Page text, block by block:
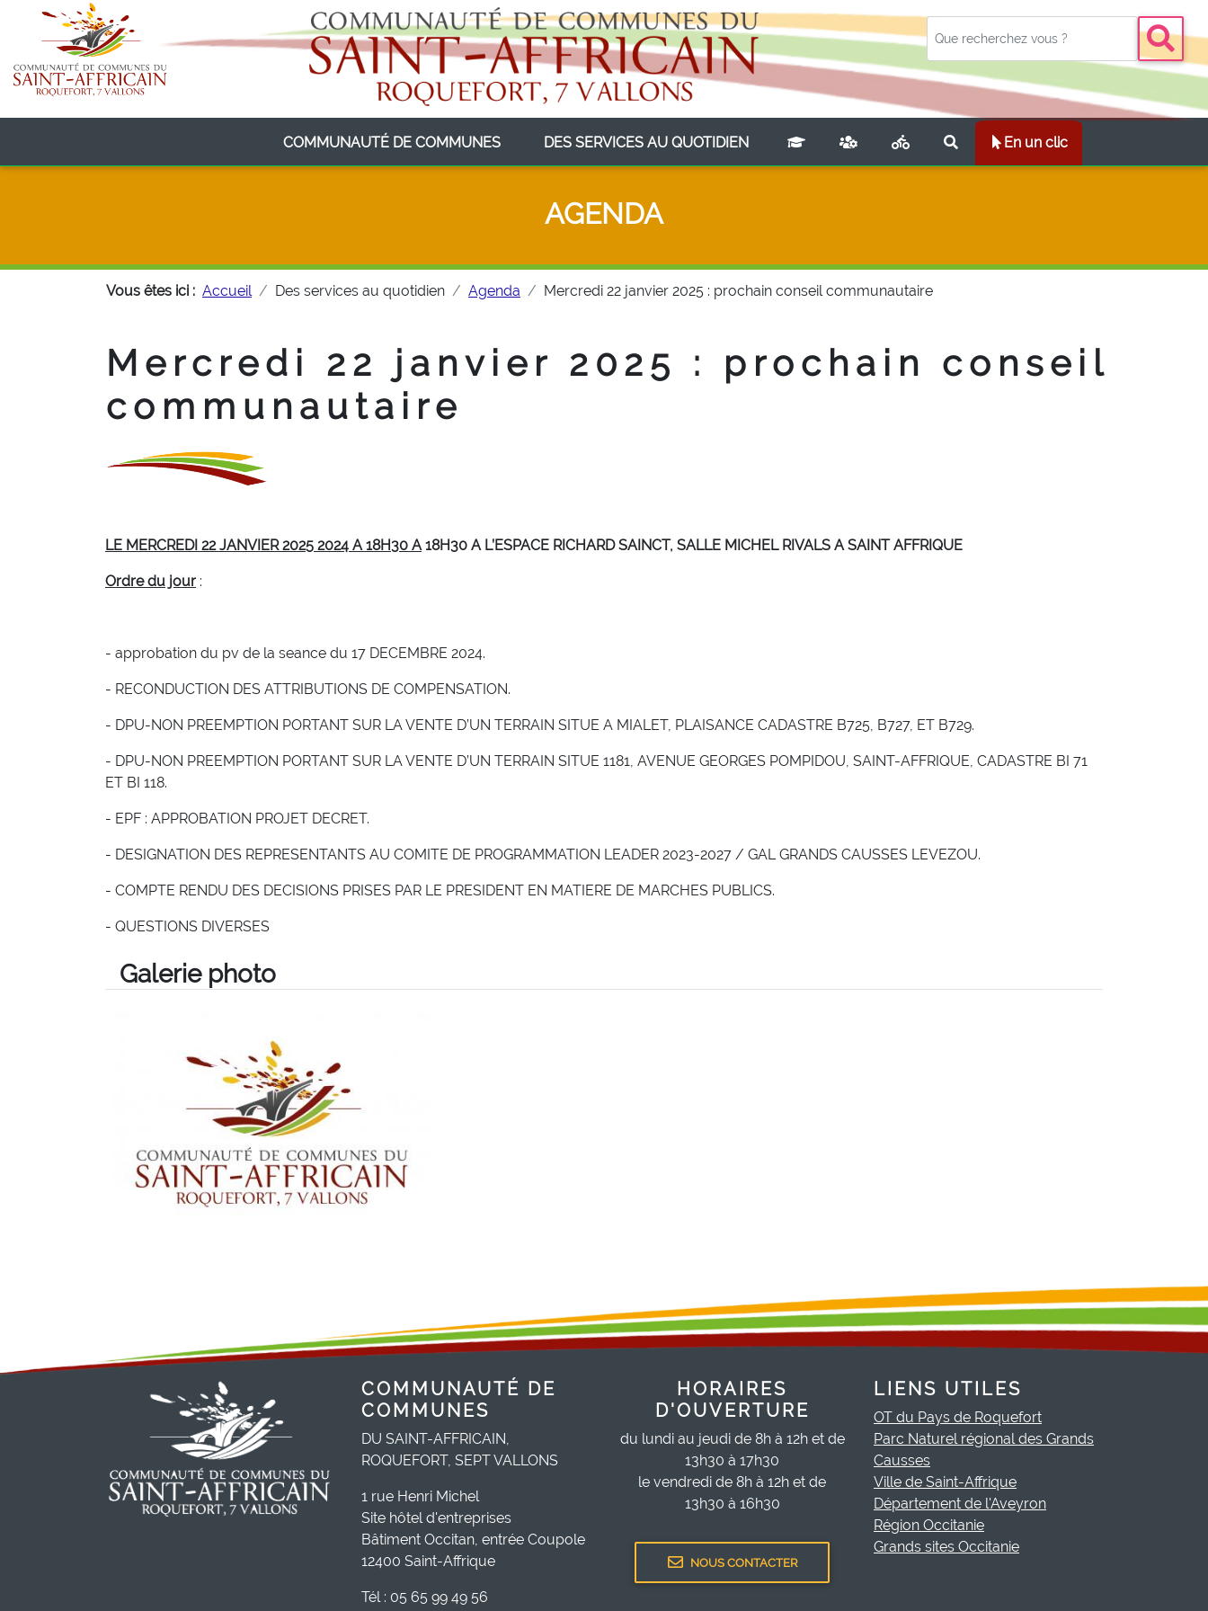
COMMUNAUTÉ DE COMMUNES(CURRENT)DES SERVICES AU QUOTIDIEN(CURRENT) En un clic
AGENDA
Vous êtes ici : Accueil Des services au quotidien Agenda Mercredi 22 janvier 2025 : prochain conseil communautaire
Mercredi 22 janvier 2025 : prochain conseil
communautaire
LE MERCREDI 22 JANVIER 2025 2024 A 18H30 A18H30 A L’ESPACE RICHARD SAINCT, SALLE MICHEL RIVALS A SAINT AFFRIQUE
Ordre du jour :
- approbation du pv de la seance du 17 DECEMBRE 2024.
- RECONDUCTION DES ATTRIBUTIONS DE COMPENSATION.
- DPU-NON PREEMPTION PORTANT SUR LA VENTE D’UN TERRAIN SITUE A MIALET, PLAISANCE CADASTRE B725, B727, ET B729.
- DPU-NON PREEMPTION PORTANT SUR LA VENTE D’UN TERRAIN SITUE 1181, AVENUE GEORGES POMPIDOU, SAINT-AFFRIQUE, CADASTRE BI 71
ET BI 118.
- EPF : APPROBATION PROJET DECRET.
- DESIGNATION DES REPRESENTANTS AU COMITE DE PROGRAMMATION LEADER 2023-2027 / GAL GRANDS CAUSSES LEVEZOU.
- COMPTE RENDU DES DECISIONS PRISES PAR LE PRESIDENT EN MATIERE DE MARCHES PUBLICS.
- QUESTIONS DIVERSES
Galerie photo
COMMUNAUTÉ DE
COMMUNES
DU SAINT-AFFRICAIN,
ROQUEFORT, SEPT VALLONS
1 rue Henri Michel
Site hôtel d'entreprises
Bâtiment Occitan, entrée Coupole
12400 Saint-Affrique
Tél : 05 65 99 49 56
HORAIRES
D'OUVERTURE
du lundi au jeudi de 8h à 12h et de
13h30 à 17h30
le vendredi de 8h à 12h et de
13h30 à 16h30
NOUS CONTACTER
LIENS UTILES
OT du Pays de Roquefort
Parc Naturel régional des Grands
Causses
Ville de Saint-Affrique
Département de l'Aveyron
Région Occitanie
Grands sites Occitanie